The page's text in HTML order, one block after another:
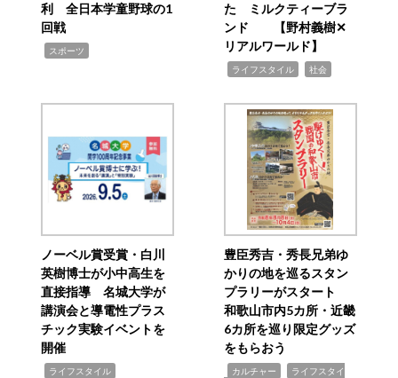
利 全日本学童野球の1
回戦
スポーツ
た ミルクティーブラ
ンド 【野村義樹✕
リアルワールド】
ライフスタイル 社会
ノーベル賞受賞・白川
英樹博士が小中高生を
直接指導 名城大学が
講演会と導電性プラス
チック実験イベントを
開催
ライフスタイル
豊臣秀吉・秀長兄弟ゆ
かりの地を巡るスタン
プラリーがスタート
和歌山市内5カ所・近畿
6カ所を巡り限定グッズ
をもらおう
カルチャー
ライフスタイ